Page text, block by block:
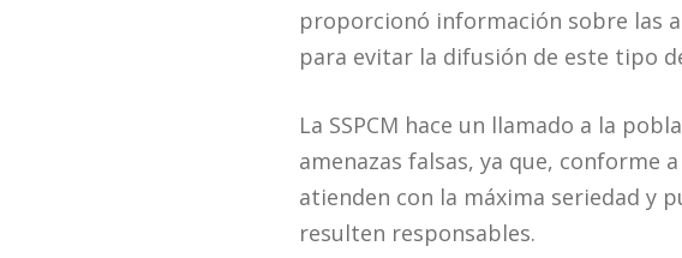
proporcionó información sobre las
para evitar la difusión de este tipo
La SSPCM hace un llamado a la
amenazas falsas, ya que, conforme
atienden con la máxima seriedad y
resulten responsables.